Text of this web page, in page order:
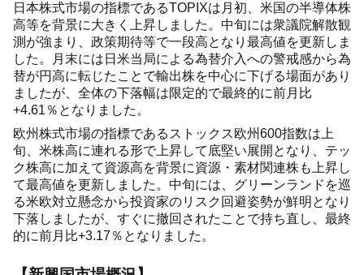
日本株式市場の指標であるTOPIXは月初、米国の半導体株
高等を背景に大きく上昇しました。中旬には衆議院解散観
測が強まり、政策期待等で一段高となり最高値を更新しま
した。月末には日米当局による為替介入への警戒感から為
替が円高に転じたことで輸出株を中心に下げる場面があり
ましたが、全体の下落幅は限定的で最終的に前月比
+4.61％となりました。
欧州株式市場の指標であるストックス欧州600指数は上
旬、米株高に連れる形で上昇して底堅い展開となり、テッ
ク株高に加えて資源高を背景に資源・素材関連株も上昇し
て最高値を更新しました。中旬には、グリーンランドを巡
る米欧対立懸念から投資家のリスク回避姿勢が鮮明となり
下落しましたが、すぐに撤回されたことで持ち直し、最終
的に前月比+3.17％となりました。